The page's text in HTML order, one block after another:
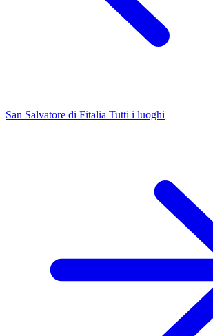
San Salvatore di Fitalia Tutti i luoghi